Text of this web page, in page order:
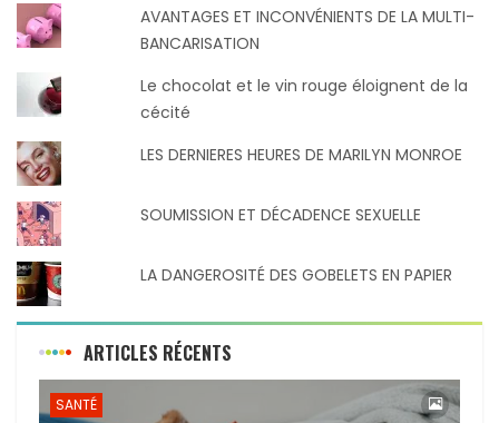
AVANTAGES ET INCONVÉNIENTS DE LA MULTI-
BANCARISATION
Le chocolat et le vin rouge éloignent de la
cécité
LES DERNIERES HEURES DE MARILYN MONROE
SOUMISSION ET DÉCADENCE SEXUELLE
LA DANGEROSITÉ DES GOBELETS EN PAPIER
ARTICLES RÉCENTS
SANTÉ